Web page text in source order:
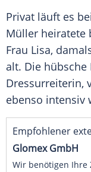
Privat läuft es
Müller heiratete
Frau Lisa,
alt. Die
Dressurreiterin,
ebenso intensiv
Empfohlener
Glomex GmbH
Wir benötigen Ihre